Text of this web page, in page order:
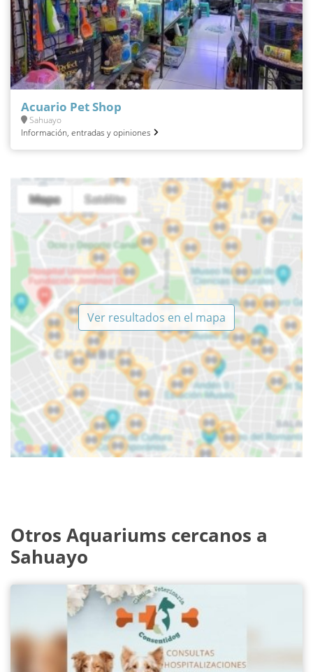
Acuario Pet Shop
Sahuayo
Información, entradas y opiniones
Ver resultados en el mapa
Otros Aquariums cercanos a
Sahuayo